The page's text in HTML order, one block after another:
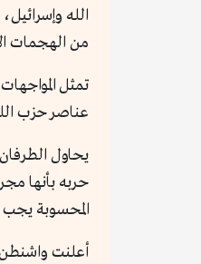
الله
من الهجمات
تمثل
عناصر حزب الله، منذ بدء
يحاول
حربه بأنها
المحسوبة يجب
أعلنت